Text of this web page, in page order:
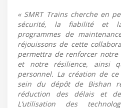
« SMRT Trains cherche en
sécurité, la fiabilité et
programmes de
réjouissons de cette
permettra de renforcer notre
et notre résilience, ainsi
personnel. La création de
sein du dépôt de Bishan
réduction des délais et
L’utilisation des